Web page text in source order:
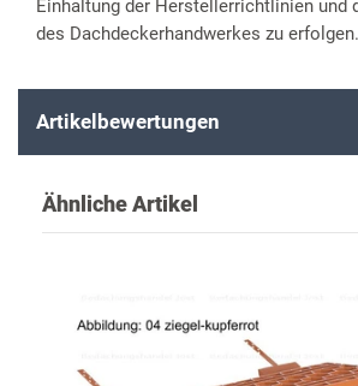
Einhaltung der Herstellerrichtlinien und
des Dachdeckerhandwerkes zu erfolgen.
Artikelbewertungen
Ähnliche Artikel